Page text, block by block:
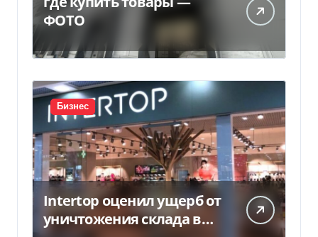
ФОТО
Бизнес
Intertop оценил ущерб от
уничтожения склада в